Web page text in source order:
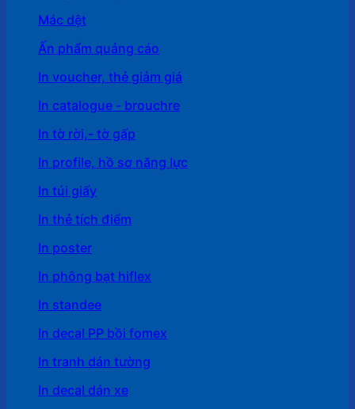
Mác dệt
Ấn phẩm quảng cáo
In voucher, thẻ giảm giá
In catalogue - brouchre
In tờ rời,- tờ gấp
In profile, hồ sơ năng lực
In túi giấy
In thẻ tích điểm
In poster
In phông bạt hiflex
In standee
In decal PP bồi fomex
In tranh dán tường
In decal dán xe